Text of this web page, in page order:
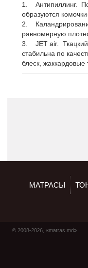
1. Антипиллинг.
образуются
2.
равномерную
3. JET air. Ткацкий
стабильна по
блеск,
МАТРАСЫ
© 2008-2026, «matras.md»